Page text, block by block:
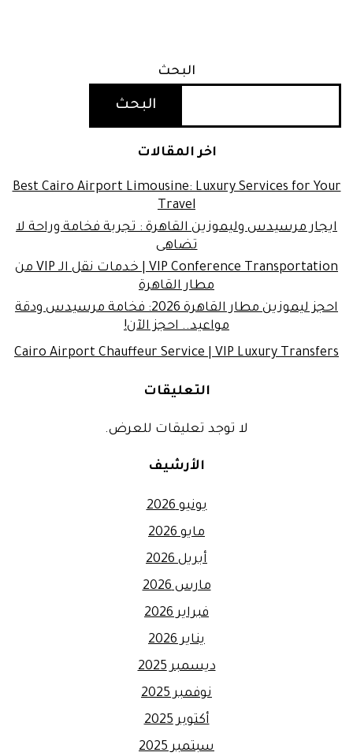
البحث
البحث
اخر المقالات
Best Cairo Airport Limousine: Luxury Services for Your
Travel
ايجار مرسيدس وليموزين القاهرة : تجربة فخامة وراحة لا
تضاهى
VIP Conference Transportation | خدمات نقل الـ VIP من
مطار القاهرة
احجز ليموزين مطار القاهرة 2026: فخامة مرسيدس ودقة
مواعيد.. احجز الآن!
Cairo Airport Chauffeur Service | VIP Luxury Transfers
التعليقات
لا توجد تعليقات للعرض.
الأرشيف
يونيو 2026
مايو 2026
أبريل 2026
مارس 2026
فبراير 2026
يناير 2026
ديسمبر 2025
نوفمبر 2025
أكتوبر 2025
سبتمبر 2025